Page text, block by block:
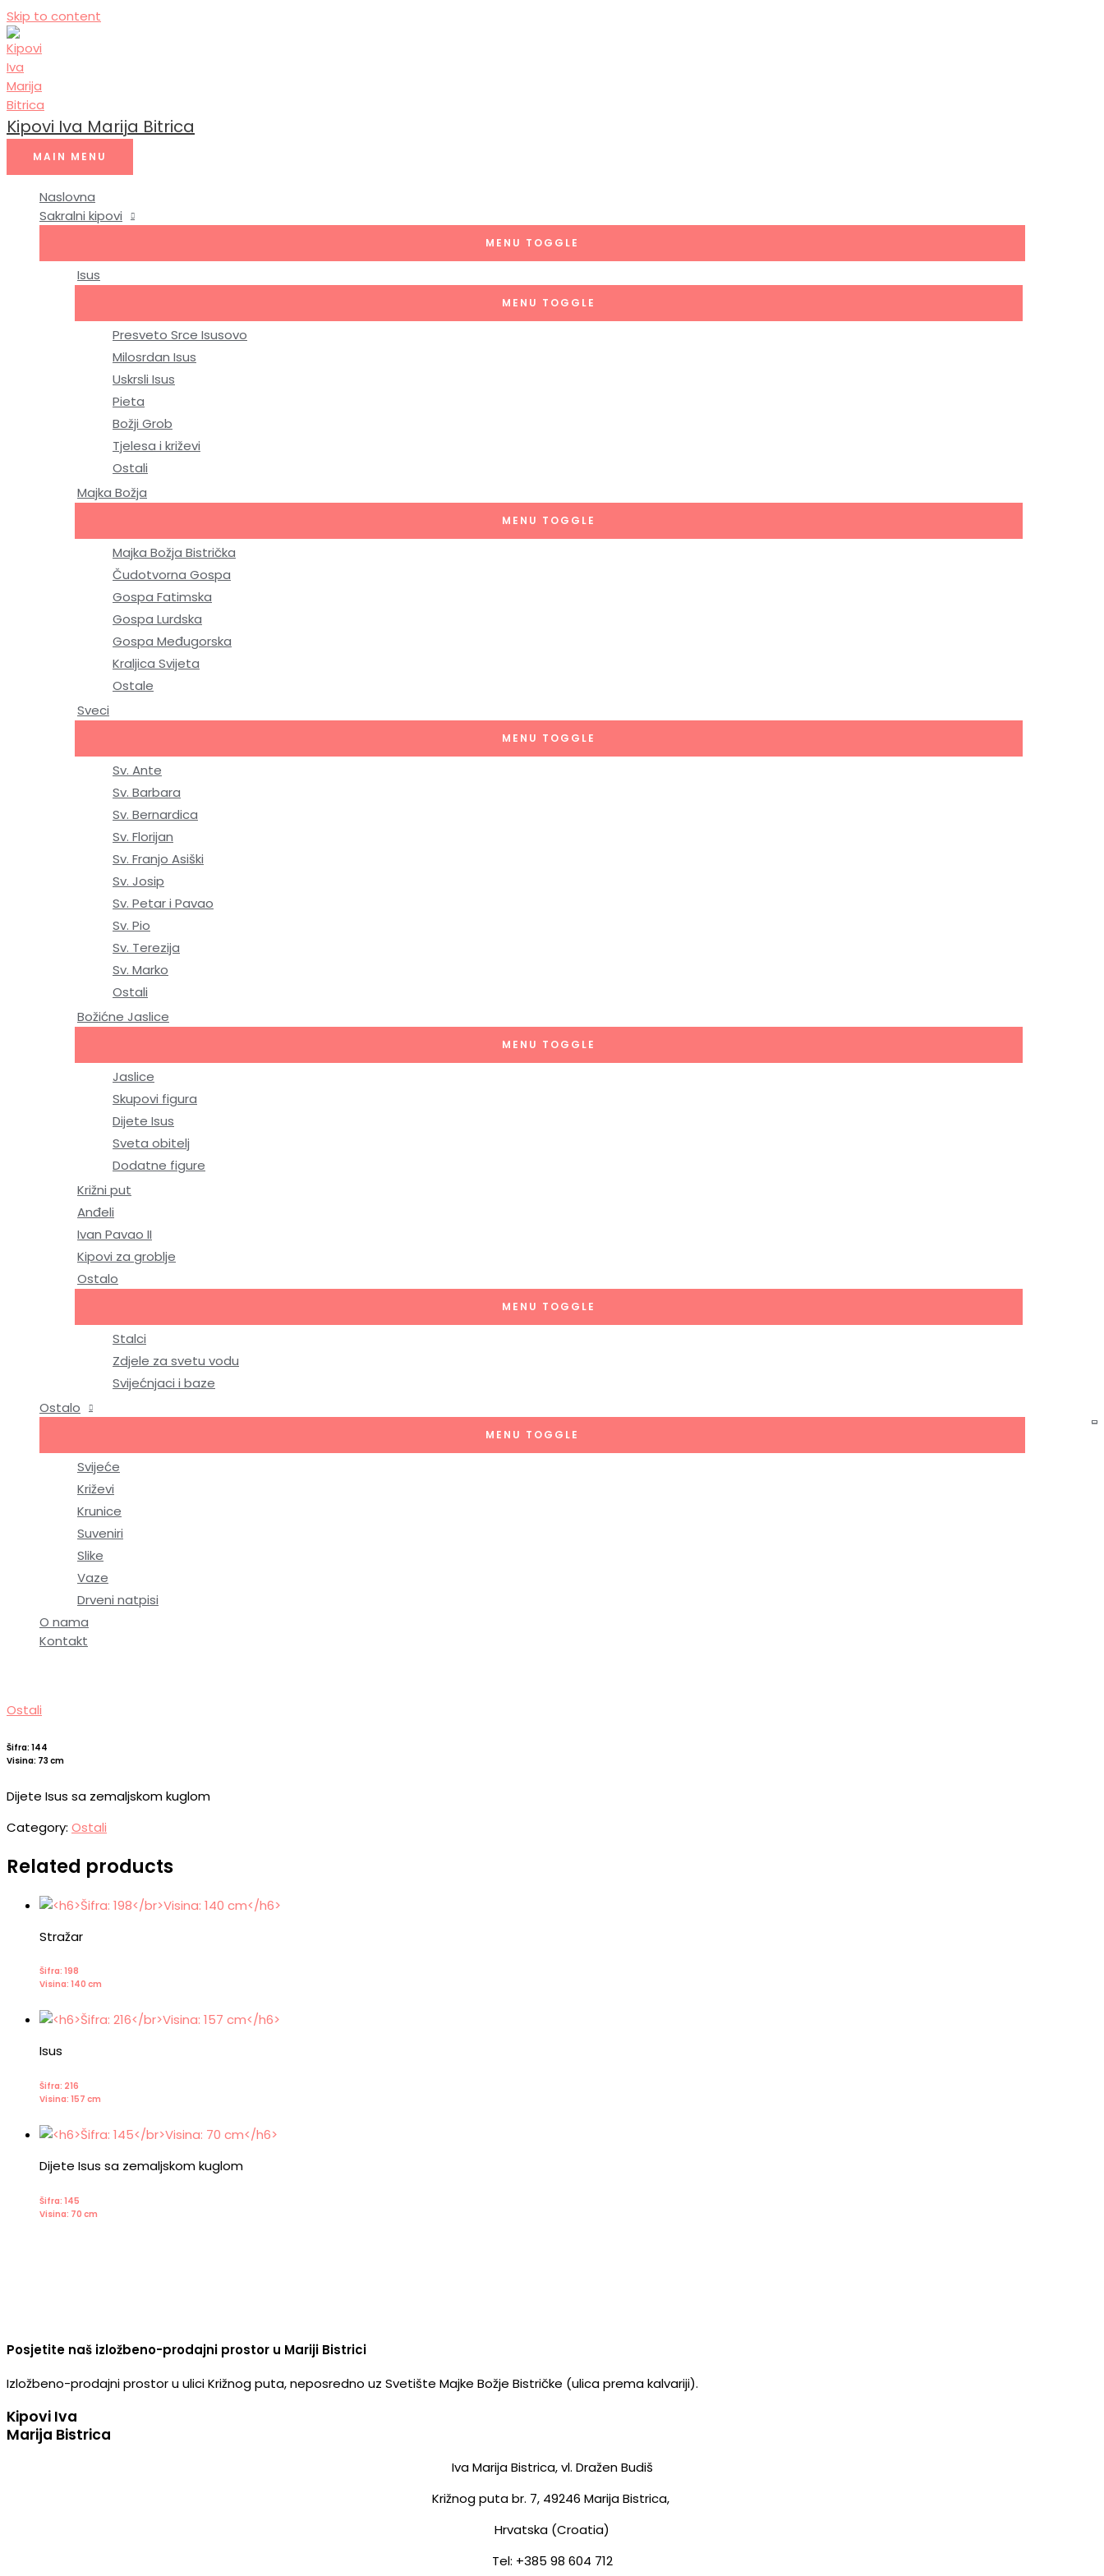
Skip to content
Kipovi Iva Marija Bitrica
MAIN MENU
Naslovna
Sakralni kipovi
MENU TOGGLE
Isus
MENU TOGGLE
Presveto Srce Isusovo
Milosrdan Isus
Uskrsli Isus
Pieta
Božji Grob
Tjelesa i križevi
Ostali
Majka Božja
MENU TOGGLE
Majka Božja Bistrička
Čudotvorna Gospa
Gospa Fatimska
Gospa Lurdska
Gospa Međugorska
Kraljica Svijeta
Ostale
Sveci
MENU TOGGLE
Sv. Ante
Sv. Barbara
Sv. Bernardica
Sv. Florijan
Sv. Franjo Asiški
Sv. Josip
Sv. Petar i Pavao
Sv. Pio
Sv. Terezija
Sv. Marko
Ostali
Božićne Jaslice
MENU TOGGLE
Jaslice
Skupovi figura
Dijete Isus
Sveta obitelj
Dodatne figure
Križni put
Anđeli
Ivan Pavao II
Kipovi za groblje
Ostalo
MENU TOGGLE
Stalci
Zdjele za svetu vodu
Svijećnjaci i baze
Ostalo
MENU TOGGLE
Svijeće
Križevi
Krunice
Suveniri
Slike
Vaze
Drveni natpisi
O nama
Kontakt
Ostali
Šifra: 144
Visina: 73 cm
Dijete Isus sa zemaljskom kuglom
Category: Ostali
Related products
Stražar
Šifra: 198
Visina: 140 cm
Isus
Šifra: 216
Visina: 157 cm
Dijete Isus sa zemaljskom kuglom
Šifra: 145
Visina: 70 cm
Posjetite naš izložbeno-prodajni prostor u Mariji Bistrici
Izložbeno-prodajni prostor u ulici Križnog puta, neposredno uz Svetište Majke Božje Bistričke (ulica prema kalvariji).
Kipovi Iva
Marija Bistrica
Iva Marija Bistrica, vl. Dražen Budiš
Križnog puta br. 7, 49246 Marija Bistrica,
Hrvatska (Croatia)
Tel: +385 98 604 712